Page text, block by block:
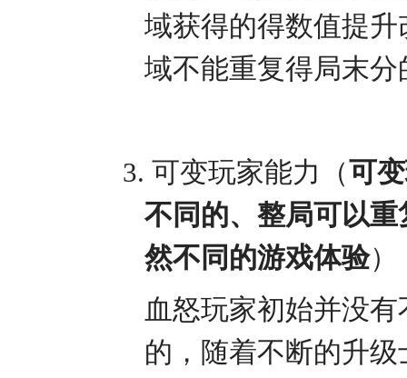
域获得的得数值提
域不能重复得局末
3. 可变玩家能力（可
不同的、整局可以
然不同的游戏体验）
血怒玩家初始并没
的，随着不断的升